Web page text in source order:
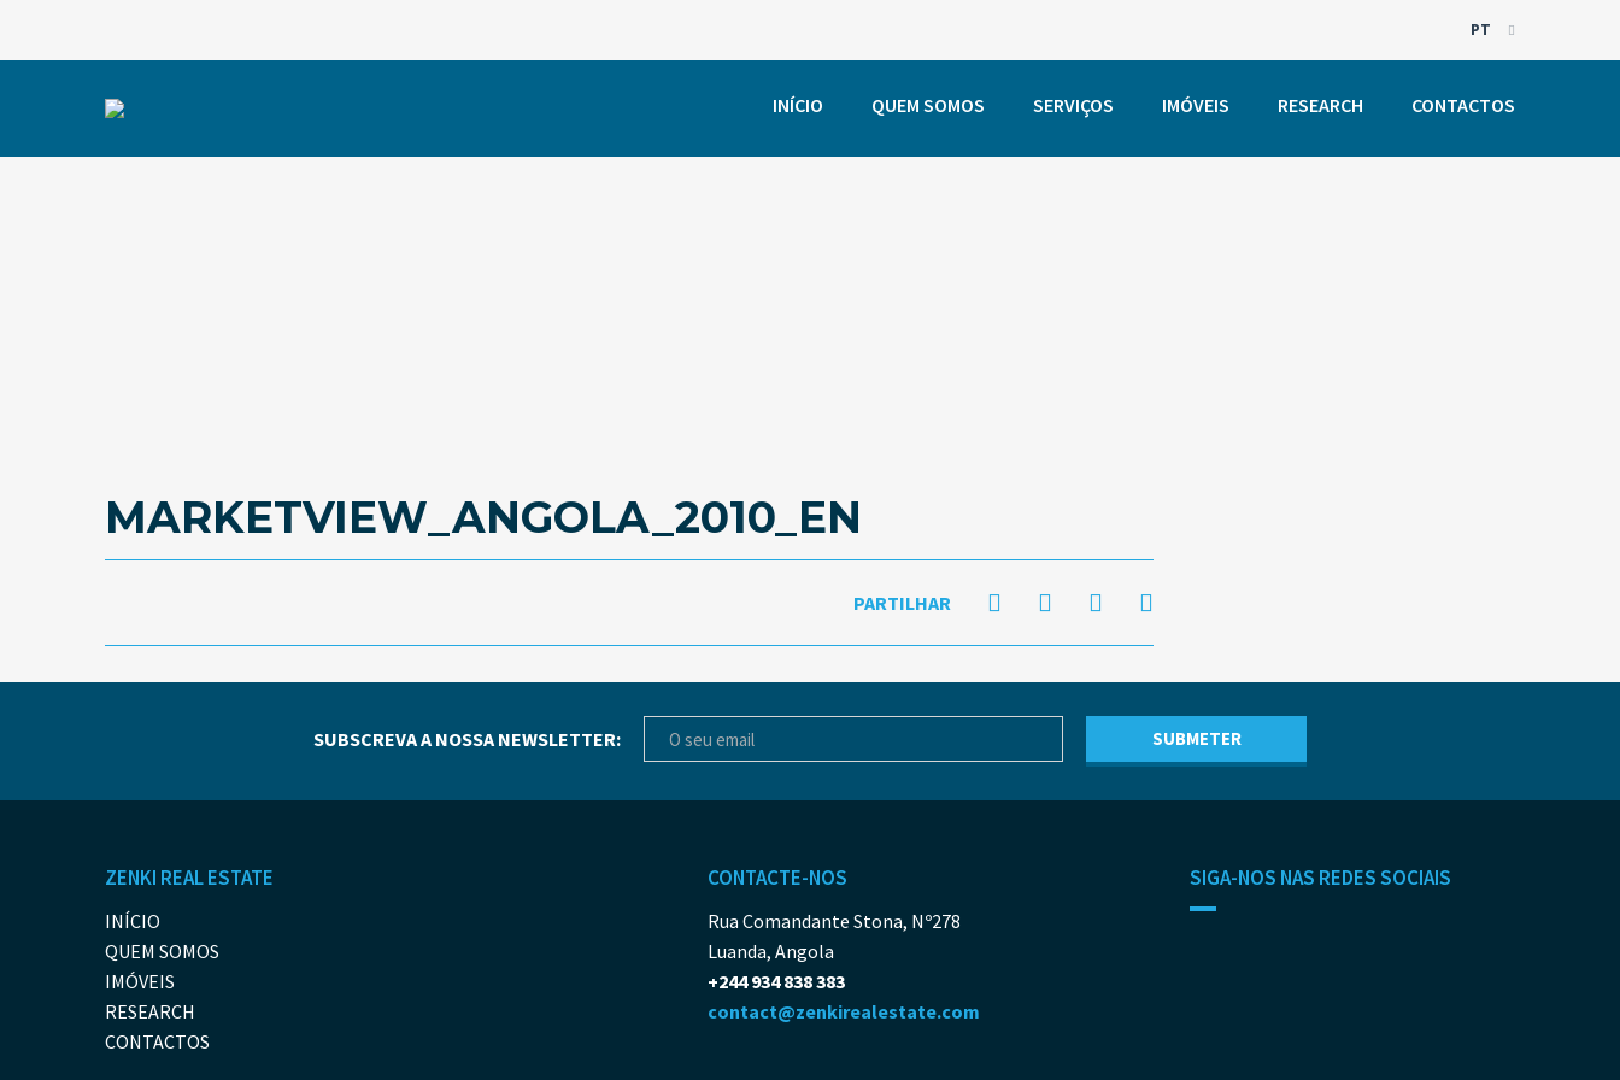
PT
PT
INÍCIO QUEM SOMOS SERVIÇOS IMÓVEIS RESEARCH CONTACTOS
MARKETVIEW_ANGOLA_2010_EN
PARTILHAR
SUBSCREVA A NOSSA NEWSLETTER:
ZENKI REAL ESTATE
INÍCIO
QUEM SOMOS
IMÓVEIS
RESEARCH
CONTACTOS
CONTACTE-NOS
Rua Comandante Stona, Nº278
Luanda, Angola
+244 934 838 383
contact@zenkirealestate.com
SIGA-NOS NAS REDES SOCIAIS